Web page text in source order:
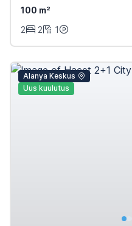
100 m²
2
2 1
Alanya Keskus
Uus kuulutus